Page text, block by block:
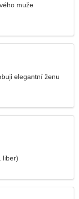
muže
elegantní ženu
liber)